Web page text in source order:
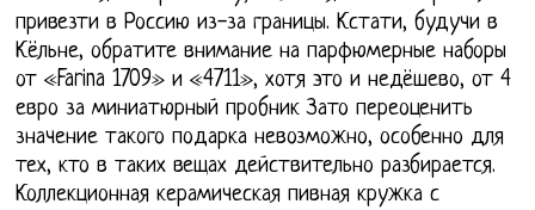
привезти в Россию из-за границы. Кстати, будучи в
Кёльне, обратите внимание на парфюмерные наборы
от «Farina 1709» и «4711», хотя это и недёшево, от 4
евро за миниатюрный пробник Зато переоценить
значение такого подарка невозможно, особенно для
тех, кто в таких вещах действительно разбирается.
Коллекционная керамическая пивная кружка с